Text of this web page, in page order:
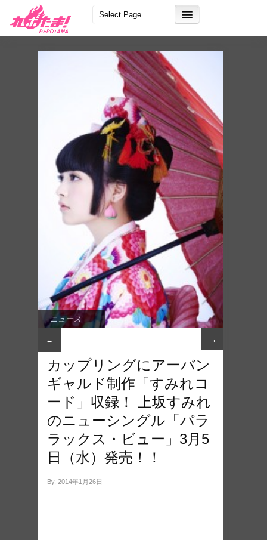
ニュース
← →
カップリングにアーバン
ギャルド制作「すみれコ
ード」収録！ 上坂すみれ
のニューシングル「パラ
ラックス・ビュー」3月5
日（水）発売！！
By, 2014年1月26日